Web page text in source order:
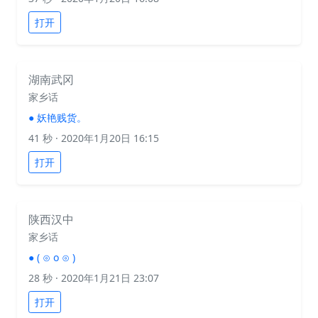
打开
湖南武冈
家乡话
● 妖艳贱货。
41 秒 · 2020年1月20日 16:15
打开
陕西汉中
家乡话
● ( ⊙ o ⊙ )
28 秒 · 2020年1月21日 23:07
打开